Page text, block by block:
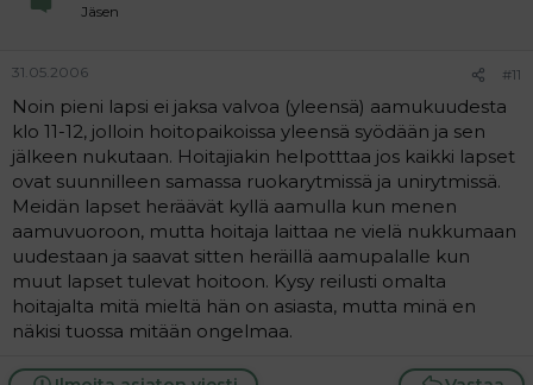
Jäsen
31.05.2006 #11
Noin pieni lapsi ei jaksa valvoa (yleensä) aamukuudesta
klo 11-12, jolloin hoitopaikoissa yleensä syödään ja sen
jälkeen nukutaan. Hoitajiakin helpotttaa jos kaikki lapset
ovat suunnilleen samassa ruokarytmissä ja unirytmissä.
Meidän lapset heräävät kyllä aamulla kun menen
aamuvuoroon, mutta hoitaja laittaa ne vielä nukkumaan
uudestaan ja saavat sitten heräillä aamupalalle kun
muut lapset tulevat hoitoon. Kysy reilusti omalta
hoitajalta mitä mieltä hän on asiasta, mutta minä en
näkisi tuossa mitään ongelmaa.